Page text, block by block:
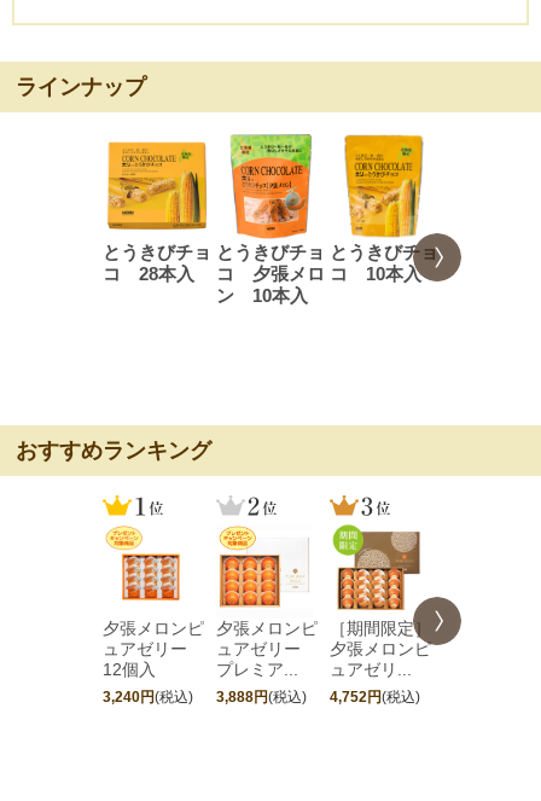
ラインナップ
とうきびチョ
コ 28本入
とうきびチョ
コ 夕張メロ
ン 10本入
とうきびチョ
コ 10本入
とうきびチ
コ プレミ
おすすめランキング
夕張メロンピ
ュアゼリー
12個入
3,240円(税込)
夕張メロンピ
ュアゼリー
プレミア...
3,888円(税込)
［期間限定］
夕張メロンピ
ュアゼリ...
4,752円(税込)
夕張メロン
ュアゼリ